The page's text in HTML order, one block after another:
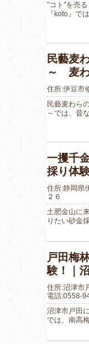
"コト"を売
『koto』で
民藝麦
～ 麦わ
住所:伊豆市
民藝麦わら
～では、昔
一攫千
採り体験
住所:静岡県
２６
土肥金山に
りたい砂金
戸田梅
験！｜
住所:沼津市
電話:0558-
沼津市戸田
では、南高